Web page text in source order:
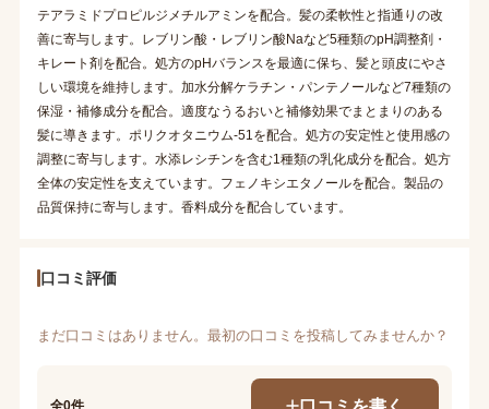
テアラミドプロピルジメチルアミンを配合。髪の柔軟性と指通りの改
善に寄与します。レブリン酸・レブリン酸Naなど5種類のpH調整剤・
キレート剤を配合。処方のpHバランスを最適に保ち、髪と頭皮にやさ
しい環境を維持します。加水分解ケラチン・パンテノールなど7種類の
保湿・補修成分を配合。適度なうるおいと補修効果でまとまりのある
髪に導きます。ポリクオタニウム-51を配合。処方の安定性と使用感の
調整に寄与します。水添レシチンを含む1種類の乳化成分を配合。処方
全体の安定性を支えています。フェノキシエタノールを配合。製品の
品質保持に寄与します。香料成分を配合しています。
口コミ評価
まだ口コミはありません。最初の口コミを投稿してみませんか？
全0件